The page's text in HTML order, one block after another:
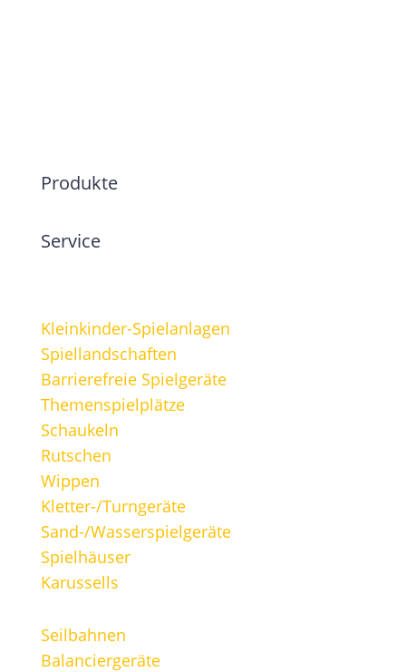
Produkte
Service
Kleinkinder-Spielanlagen
Spiellandschaften
Barrierefreie Spielgeräte
Themenspielplätze
Schaukeln
Rutschen
Wippen
Kletter-/Turngeräte
Sand-/Wasserspielgeräte
Spielhäuser
Karussells
Seilbahnen
Balanciergeräte